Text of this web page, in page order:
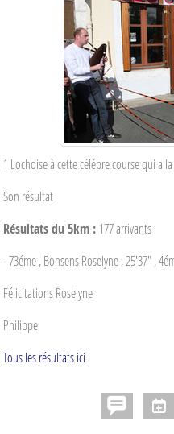
1 Lochoise à cette célébre course qui a
Son résultat
Résultats du 5km : 177 arrivants
- 73éme , Bonsens Roselyne , 25'37" ,
Félicitations Roselyne
Philippe
Tous les résultats ici